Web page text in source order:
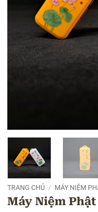
TRANG CHỦ / MÁY NIỆM
Máy Niệm